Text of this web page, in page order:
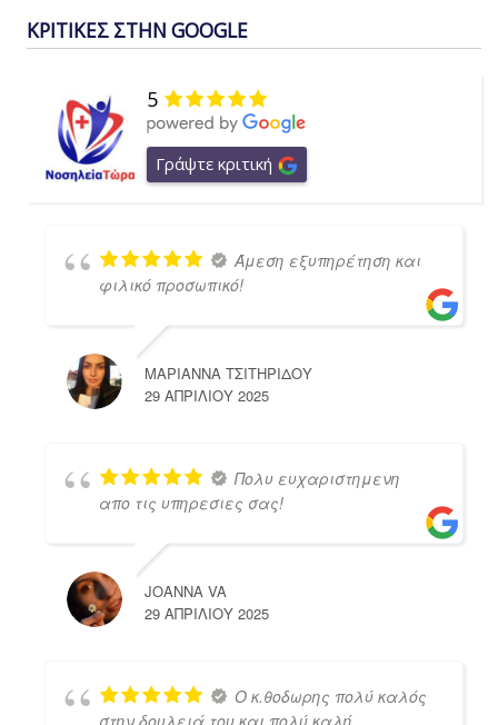
ΚΡΙΤΙΚΕΣ ΣΤΗΝ GOOGLE
5
Γράψτε κριτική
Άμεση εξυπηρέτηση και
φιλικό προσωπικό!
ΜΑΡΙΑΝΝΑ ΤΣΙΤΗΡΙΔΟΥ
29 ΑΠΡΙΛΊΟΥ 2025
Πολυ ευχαριστημενη
απο τις υπηρεσιες σας!
JOANNA VA
29 ΑΠΡΙΛΊΟΥ 2025
Ο κ.θοδωρης πολύ καλός